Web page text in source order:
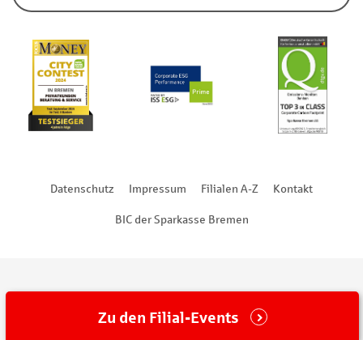
Zu den Filial-Events
Datenschutz Impressum Filialen A-Z Kontakt
BIC der Sparkasse Bremen